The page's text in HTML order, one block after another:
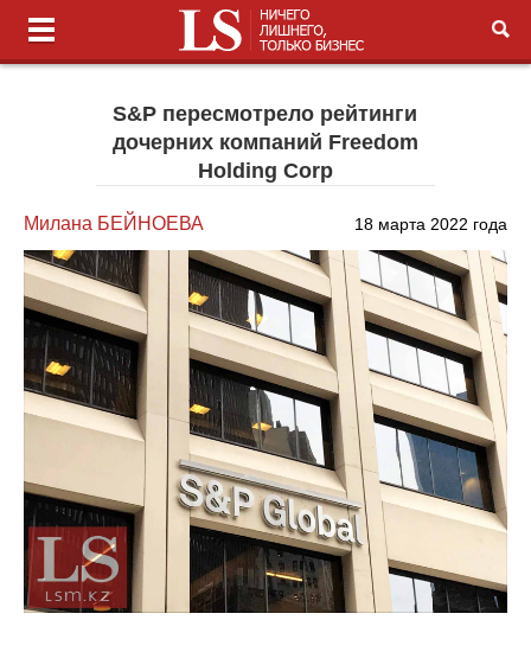
S&P пересмотрело рейтинги
дочерних компаний Freedom
Holding Corp
Милана БЕЙНОЕВА 18 марта 2022 года